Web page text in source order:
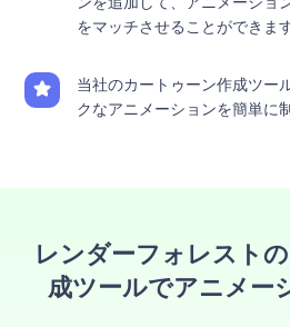
をマッチさせることができます
当社のカートゥーン作成ツー
クなアニメーションを簡単に
レンダーフォレスト
成ツールでアニメー